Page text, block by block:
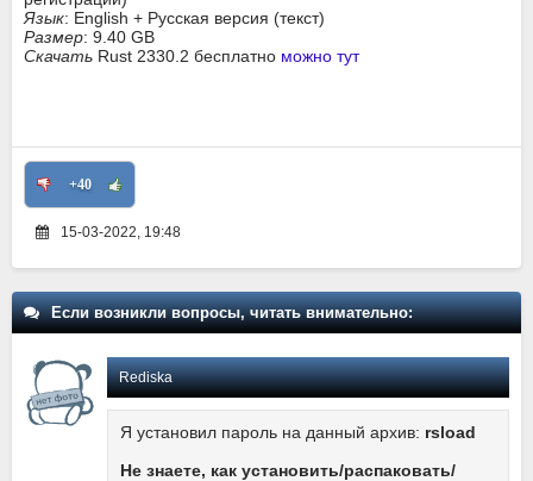
Язык: English + Русская версия (текст)
Размер: 9.40 GB
Скачать Rust 2330.2 бесплатно можно тут
+40
15-03-2022, 19:48
Если возникли вопросы, читать внимательно:
Rediska
Я установил пароль на данный архив: rsload
Не знаете, как установить/распаковать/